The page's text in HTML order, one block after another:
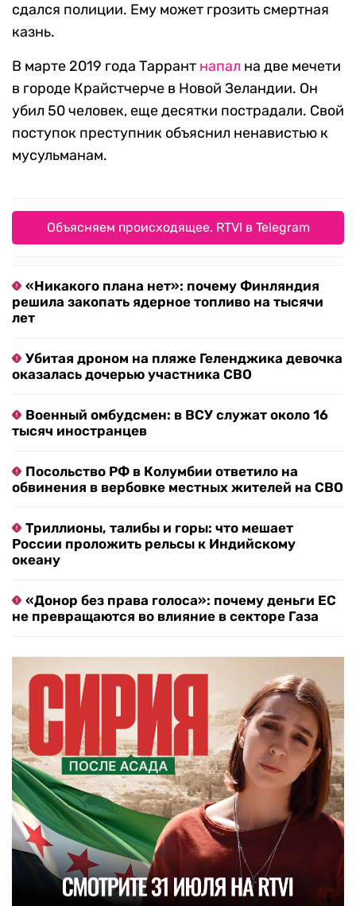
сдался полиции. Ему может грозить смертная
казнь.
В марте 2019 года Таррант напал на две мечети
в городе Крайстчерче в Новой Зеландии. Он
убил 50 человек, еще десятки пострадали. Свой
поступок преступник объяснил ненавистью к
мусульманам.
Объясняем происходящее. RTVI в Telegram
«Никакого плана нет»: почему Финляндия
решила закопать ядерное топливо на тысячи
лет
Убитая дроном на пляже Геленджика девочка
оказалась дочерью участника СВО
Военный омбудсмен: в ВСУ служат около 16
тысяч иностранцев
Посольство РФ в Колумбии ответило на
обвинения в вербовке местных жителей на СВО
Триллионы, талибы и горы: что мешает
России проложить рельсы к Индийскому
океану
«Донор без права голоса»: почему деньги ЕС
не превращаются во влияние в секторе Газа